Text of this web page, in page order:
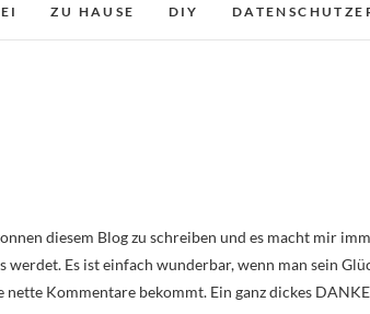
ZU HAUSE DIY
werdet. Es ist einfach wunderbar, wenn man sein
nette Kommentare bekommt. Ein ganz dickes